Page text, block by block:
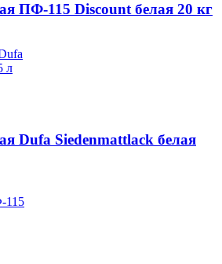
ПФ-115 Discount белая 20 кг
Dufa Siedenmattlack белая